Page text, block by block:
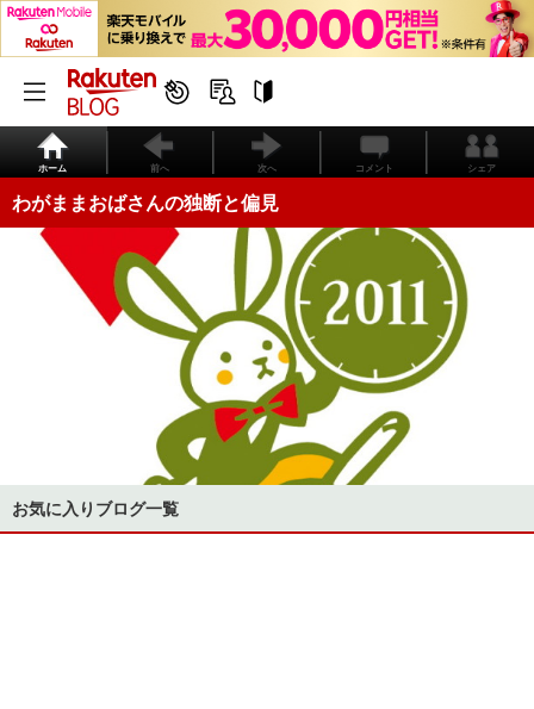
ホーム 前へ 次へ コメント シェア
わがままおばさんの独断と偏見
お気に入りブログ一覧